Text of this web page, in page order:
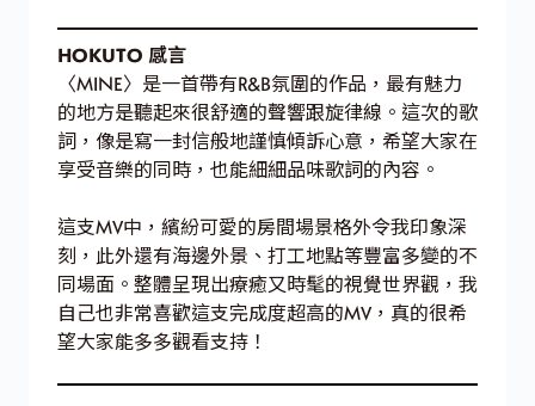
HOKUTO 感言
〈MINE〉是一首帶有R&B氛圍的作品，最有魅力
的地方是聽起來很舒適的聲響跟旋律線。這次的歌
詞，像是寫一封信般地謹慎傾訴心意，希望大家在
享受音樂的同時，也能細細品味歌詞的內容。
這支MV中，繽紛可愛的房間場景格外令我印象深
刻，此外還有海邊外景、打工地點等豐富多變的不
同場面。整體呈現出療癒又時髦的視覺世界觀，我
自己也非常喜歡這支完成度超高的MV，真的很希
望大家能多多觀看支持！